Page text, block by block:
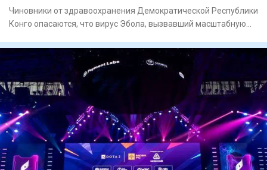
Чиновники от здравоохранения Демократической Республики
Конго опасаются, что вирус Эбола, вызвавший масштабную